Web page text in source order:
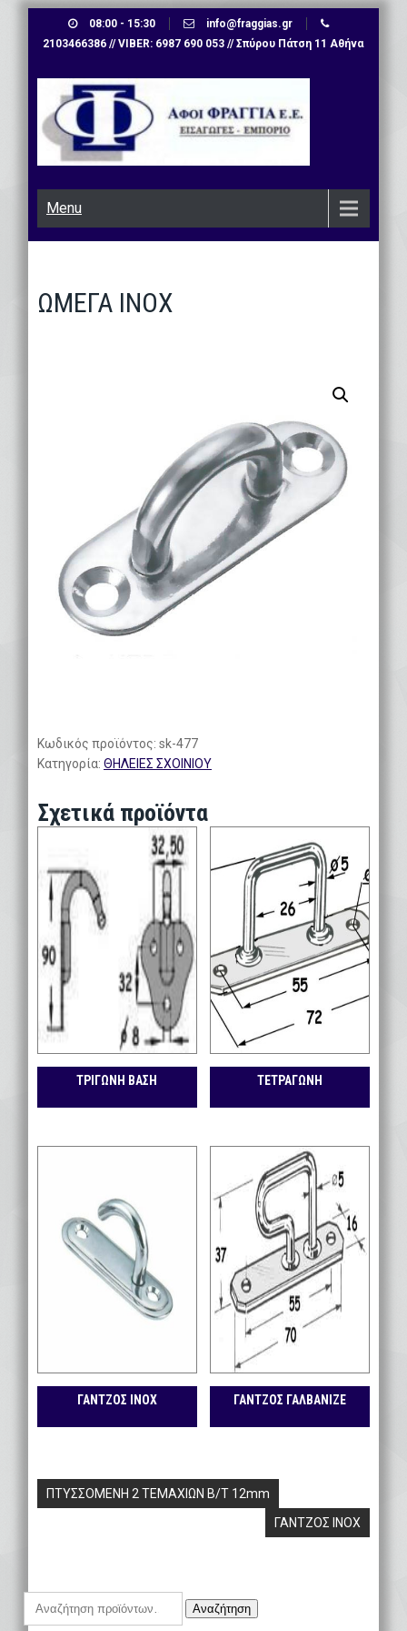
08:00 - 15:30
info@fraggias.gr
2103466386 // VIBER: 6987 690 053 // Σπύρου Πάτση 11 Αθήνα
Menu
ΩΜΕΓΑ ΙΝΟΧ
Κωδικός προϊόντος: sk-477
Κατηγορία: ΘΗΛΕΙΕΣ ΣΧΟΙΝΙΟΥ
Σχετικά προϊόντα
ΤΡΙΓΩΝΗ ΒΑΣΗ ΤΕΤΡΑΓΩΝΗ
ΓΑΝΤΖΟΣ ΙΝΟΧ ΓΑΝΤΖΟΣ ΓΑΛΒΑΝΙΖΕ
Πλοήγηση
ΠΤΥΣΣΟΜΕΝΗ 2 ΤΕΜΑΧΙΩΝ Β/Τ 12mm
ΓΑΝΤΖΟΣ ΙΝΟΧ
Αναζήτηση
Αναζήτηση